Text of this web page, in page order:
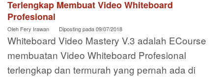
Terlengkap Membuat Video Whiteboard
Profesional
Oleh Fery Irawan Diposting pada09/07/2018
Whiteboard Video Mastery V.3 adalah ECourse
membuatan Video Whiteboard Profesional
terlengkap dan termurah yang pernah ada di